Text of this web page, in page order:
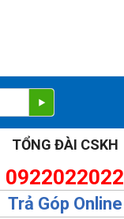
TỔNG ĐÀI CSKH
0922022022
Trả Góp Online